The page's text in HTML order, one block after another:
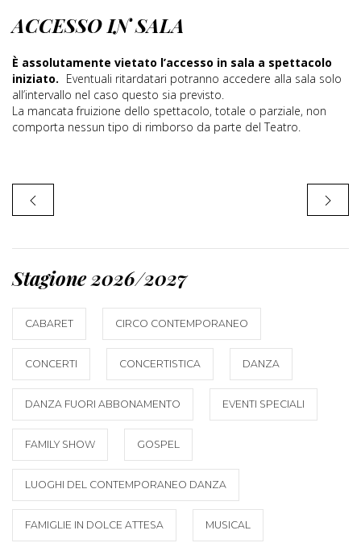
ACCESSO IN SALA
È assolutamente vietato l’accesso in sala a spettacolo
iniziato. Eventuali ritardatari potranno accedere alla sala solo
all’intervallo nel caso questo sia previsto.
La mancata fruizione dello spettacolo, totale o parziale, non
comporta nessun tipo di rimborso da parte del Teatro.
Stagione 2026/2027
CABARET CIRCO CONTEMPORANEO
CONCERTI CONCERTISTICA DANZA
DANZA FUORI ABBONAMENTO EVENTI SPECIALI
FAMILY SHOW GOSPEL
LUOGHI DEL CONTEMPORANEO DANZA
FAMIGLIE IN DOLCE ATTESA MUSICAL